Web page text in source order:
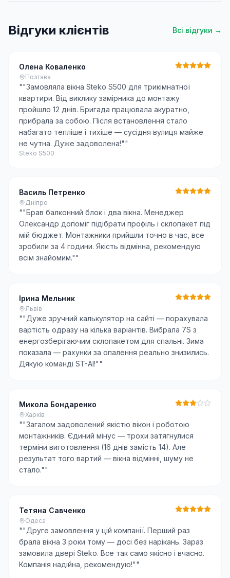
Відгуки клієнтів Всі відгуки →
Олена Коваленко
Полтава
""Замовляла вікна Steko S500 для трикімнатної
квартири. Від виклику замірника до монтажу
пройшло 12 днів. Бригада працювала акуратно,
прибрала за собою. Після встановлення стало
набагато тепліше і тихіше — сусідня вулиця майже
не чутна. Дуже задоволена!""
Steko S500
Василь Петренко
Дніпро
""Брав балконний блок і два вікна. Менеджер
Олександр допоміг підібрати профіль і склопакет під
мій бюджет. Монтажники прийшли точно в час, все
зробили за 4 години. Якість відмінна, рекомендую
всім знайомим.""
Ірина Мельник
Львів
""Дуже зручний калькулятор на сайті — порахувала
вартість одразу на кілька варіантів. Вибрала 7S з
енергозберігаючим склопакетом для спальні. Зима
показала — рахунки за опалення реально знизились.
Дякую команді ST-AI!""
Микола Бондаренко
Харків
""Загалом задоволений якістю вікон і роботою
монтажників. Єдиний мінус — трохи затягнулися
терміни виготовлення (16 днів замість 14). Але
результат того вартий — вікна відмінні, шуму не
стало.""
Тетяна Савченко
Одеса
""Друге замовлення у цій компанії. Перший раз
брала вікна 3 роки тому — досі без нарікань. Зараз
замовила двері Steko. Все так само якісно і вчасно.
Компанія надійна, рекомендую!""